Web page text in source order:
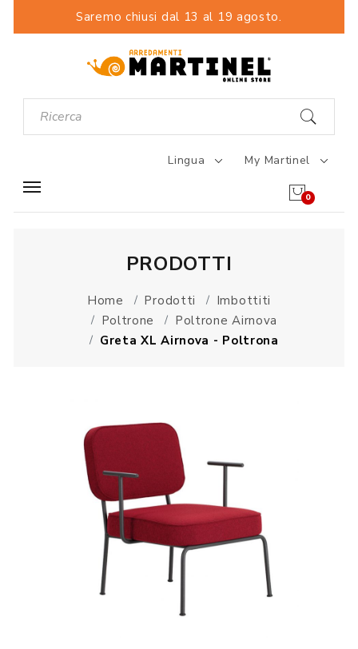
Saremo chiusi dal 13 al 19 agosto.
Lingua My Martinel
0
PRODOTTI
Home Prodotti
Imbottiti
Poltrone
Poltrone Airnova
Greta XL Airnova - Poltrona